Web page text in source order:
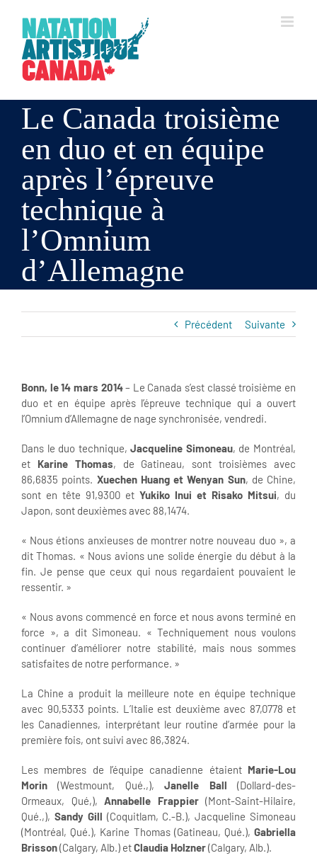
content
Le Canada troisième
en duo et en équipe
après l’épreuve
technique à
l’Omnium
d’Allemagne
Précédent Suivante
Bonn, le 14 mars 2014– Le Canada s’est classé troisième en
duo et en équipe après l’épreuve technique qui a ouvert
l’Omnium d’Allemagne de nage synchronisée, vendredi.
Dans le duo technique,Jacqueline Simoneau, de Montréal,
et Karine Thomas, de Gatineau, sont troisièmes avec
86,6835 points. Xuechen Huang et Wenyan Sun, de Chine,
sont en tête 91,9300 et Yukiko Inui et Risako Mitsui, du
Japon, sont deuxièmes avec 88,1474.
« Nous étions anxieuses de montrer notre nouveau duo », a
dit Thomas. « Nous avions une solide énergie du début à la
fin. Je pense que ceux qui nous regardaient pouvaient le
ressentir. »
« Nous avons commencé en force et nous avons terminé en
force », a dit Simoneau. « Techniquement nous voulons
continuer d’améliorer notre stabilité, mais nous sommes
satisfaites de notre performance. »
La Chine a produit la meilleure note en équipe technique
avec 90,5333 points. L’Italie est deuxième avec 87,0778 et
les Canadiennes, interprétant leur routine d’armée pour la
première fois, ont suivi avec 86,3824.
Les membres de l’équipe canadienne étaient Marie-Lou
Morin (Westmount, Qué.,),Janelle Ball (Dollard-des-
Ormeaux, Qué,), Annabelle Frappier(Mont-Saint-Hilaire,
Qué.,), Sandy Gill (Coquitlam, C.-B.), Jacqueline Simoneau
(Montréal, Qué.), Karine Thomas (Gatineau, Qué.), Gabriella
Brisson(Calgary, Alb.) etClaudia Holzner(Calgary, Alb.).